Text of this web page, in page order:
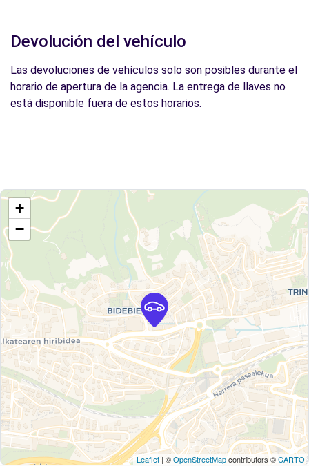
Devolución del vehículo
Las devoluciones de vehículos solo son posibles durante el
horario de apertura de la agencia. La entrega de llaves no
está disponible fuera de estos horarios.
+
−
Leaflet | ©OpenStreetMapcontributors ©CARTO